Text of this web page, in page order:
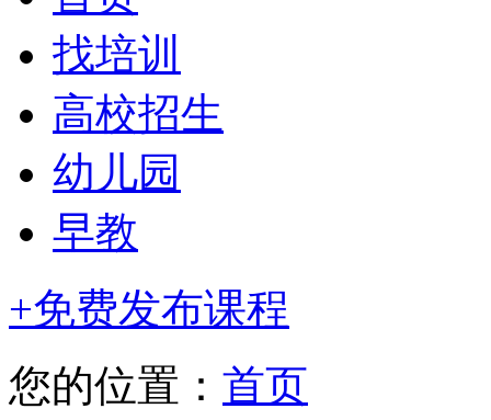
找培训
高校招生
幼儿园
早教
+免费发布课程
您的位置： 首页